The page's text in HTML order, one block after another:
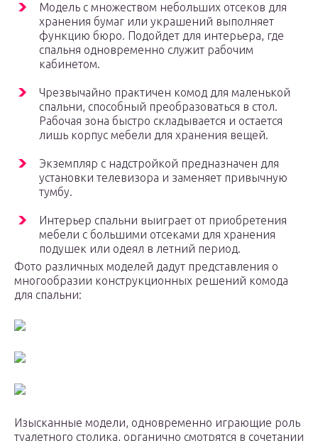
Модель с множеством небольших отсеков для
хранения бумаг или украшений выполняет
функцию бюро. Подойдет для интерьера, где
спальня одновременно служит рабочим
кабинетом.
Чрезвычайно практичен комод для маленькой
спальни, способный преобразоваться в стол.
Рабочая зона быстро складывается и остается
лишь корпус мебели для хранения вещей.
Экземпляр с надстройкой предназначен для
установки телевизора и заменяет привычную
тумбу.
Интерьер спальни выиграет от приобретения
мебели с большими отсеками для хранения
подушек или одеял в летний период.
Фото различных моделей дадут представления о
многообразии конструкционных решений комода
для спальни:
Изысканные модели, одновременно играющие роль
туалетного столика, органично смотрятся в сочетании